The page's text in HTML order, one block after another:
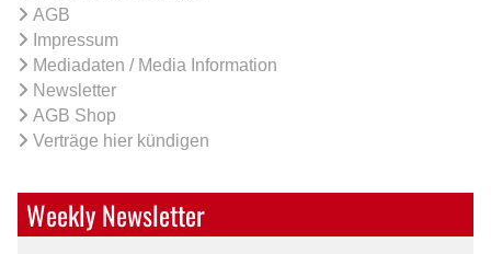
AGB
Impressum
Mediadaten / Media Information
Newsletter
AGB Shop
Verträge hier kündigen
Weekly Newsletter